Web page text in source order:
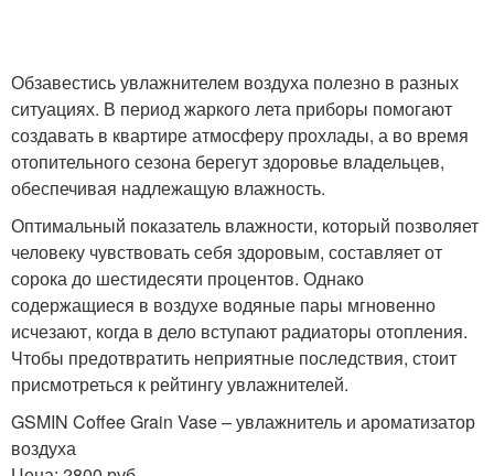
Обзавестись увлажнителем воздуха полезно в разных
ситуациях. В период жаркого лета приборы помогают
создавать в квартире атмосферу прохлады, а во время
отопительного сезона берегут здоровье владельцев,
обеспечивая надлежащую влажность.
Оптимальный показатель влажности, который позволяет
человеку чувствовать себя здоровым, составляет от
сорока до шестидесяти процентов. Однако
содержащиеся в воздухе водяные пары мгновенно
исчезают, когда в дело вступают радиаторы отопления.
Чтобы предотвратить неприятные последствия, стоит
присмотреться к рейтингу увлажнителей.
GSMIN Coffee Grain Vase – увлажнитель и ароматизатор
воздуха